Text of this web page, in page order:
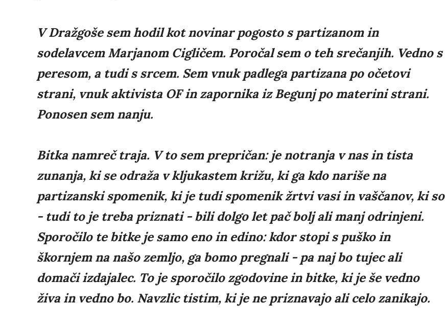
V Dražgoše sem hodil kot novinar pogosto s partizanom in
sodelavcem Marjanom Cigličem. Poročal sem o teh srečanjih. Vedno s
peresom, a tudi s srcem. Sem vnuk padlega partizana po očetovi
strani, vnuk aktivista OF in zapornika iz Begunj po materini strani.
Ponosen sem nanju.
Bitka namreč traja. V to sem prepričan: je notranja v nas in tista
zunanja, ki se odraža v kljukastem križu, ki ga kdo nariše na
partizanski spomenik, ki je tudi spomenik žrtvi vasi in vaščanov, ki so
- tudi to je treba priznati - bili dolgo let pač bolj ali manj odrinjeni.
Sporočilo te bitke je samo eno in edino: kdor stopi s puško in
škornjem na našo zemljo, ga bomo pregnali - pa naj bo tujec ali
domači izdajalec. To je sporočilo zgodovine in bitke, ki je še vedno
živa in vedno bo. Navzlic tistim, ki je ne priznavajo ali celo zanikajo.